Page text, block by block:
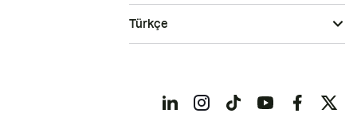
Türkçe